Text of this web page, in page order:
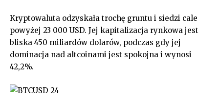
Kryptowaluta odzyskała trochę gruntu i siedzi cale
powyżej 23 000 USD. Jej kapitalizacja rynkowa jest
bliska 450 miliardów dolarów, podczas gdy jej
dominacja nad altcoinami jest spokojna i wynosi
42,2%.